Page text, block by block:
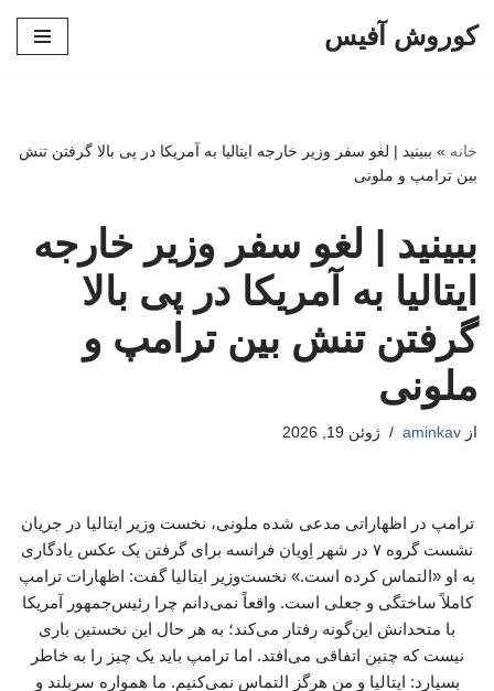
کوروش آفیس
خانه » ببینید | لغو سفر وزیر خارجه ایتالیا به آمریکا در پی بالا گرفتن تنش
بین ترامپ و ملونی
ببینید | لغو سفر وزیر خارجه
ایتالیا به آمریکا در پی بالا
گرفتن تنش بین ترامپ و
ملونی
از aminkav ژوئن 19, 2026
ترامپ در اظهاراتی مدعی شده ملونی، نخست وزیر ایتالیا در جریان
نشست گروه ۷ در شهر اِویان فرانسه برای گرفتن یک عکس یادگاری
به او «التماس کرده است.» نخست‌وزیر ایتالیا گفت: اظهارات ترامپ
کاملاً ساختگی و جعلی است. واقعاً نمی‌دانم چرا رئیس‌جمهور آمریکا
با متحدانش این‌گونه رفتار می‌کند؛ به هر حال این نخستین باری
نیست که چنین اتفاقی می‌افتد. اما ترامپ باید یک چیز را به خاطر
بسپارد: ایتالیا و من هرگز التماس نمی‌کنیم. ما همواره سربلند و